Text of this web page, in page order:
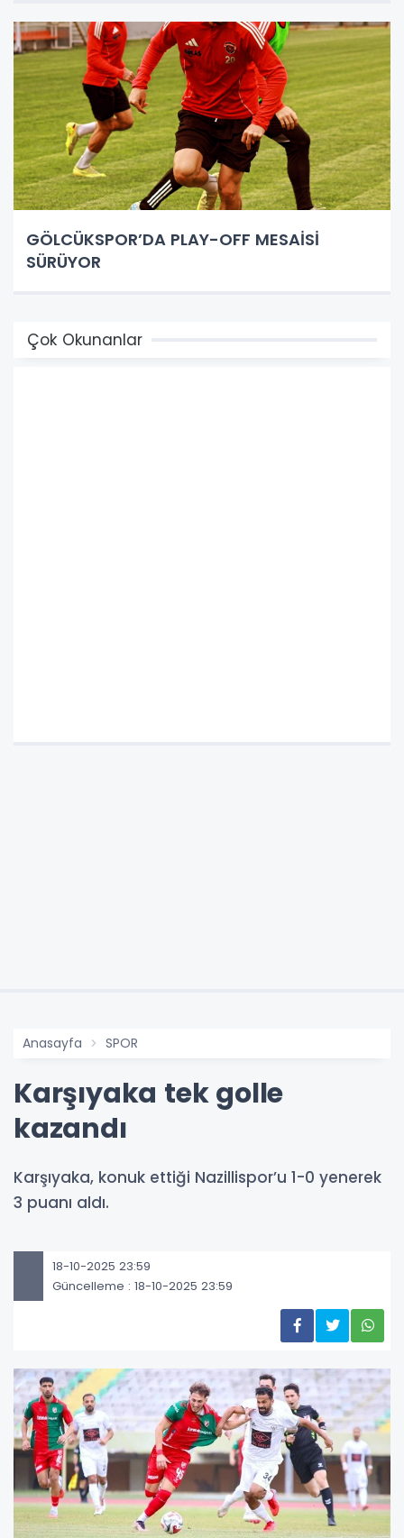
GÖLCÜKSPOR’DA PLAY-OFF MESAİSİ
SÜRÜYOR
Çok Okunanlar
Anasayfa SPOR
Karşıyaka tek golle
kazandı
Karşıyaka, konuk ettiği Nazillispor’u 1-0 yenerek
3 puanı aldı.
18-10-2025 23:59
Güncelleme : 18-10-2025 23:59